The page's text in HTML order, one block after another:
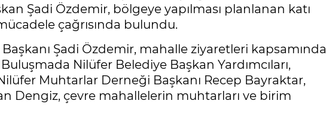
Şadi Özdemir, bölgeye yapılması planlanan katı
çağrısında bulundu.
Şadi Özdemir, mahalle ziyaretleri kapsamında
Nilüfer Belediye Başkan Yardımcıları,
Muhtarlar Derneği Başkanı Recep Bayraktar,
Dengiz, çevre mahallelerin muhtarları ve birim